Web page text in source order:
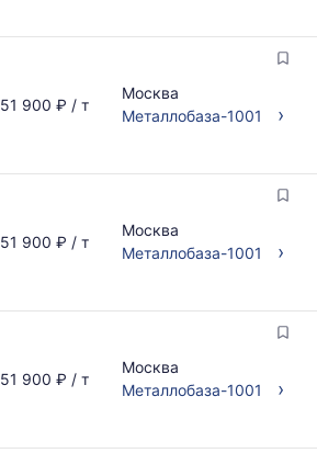
51 900 ₽ / т
Москва
Металлобаза-1001
›
51 900 ₽ / т
Москва
Металлобаза-1001
›
51 900 ₽ / т
Москва
Металлобаза-1001
›